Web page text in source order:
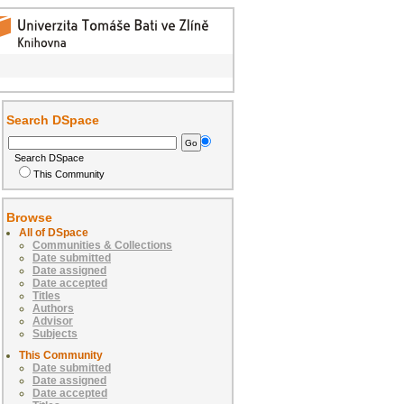
Search DSpace
Search DSpace
This Community
Browse
All of DSpace
Communities & Collections
Date submitted
Date assigned
Date accepted
Titles
Authors
Advisor
Subjects
This Community
Date submitted
Date assigned
Date accepted